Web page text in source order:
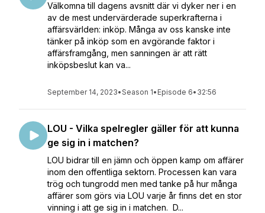
Välkomna till dagens avsnitt där vi dyker ner i en
av de mest undervärderade superkrafterna i
affärsvärlden: inköp. Många av oss kanske inte
tänker på inköp som en avgörande faktor i
affärsframgång, men sanningen är att rätt
inköpsbeslut kan va...
September 14, 2023•Season 1• Episode 6• 32:56
LOU - Vilka spelregler gäller för att kunna
ge sig in i matchen?
LOU bidrar till en jämn och öppen kamp om affärer
inom den offentliga sektorn. Processen kan vara
trög och tungrodd men med tanke på hur många
affärer som görs via LOU varje år finns det en stor
vinning i att ge sig in i matchen. D...